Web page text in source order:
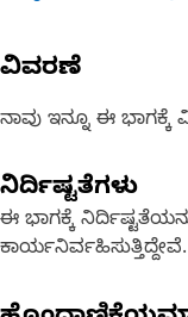
ವಿವರಣೆ
ನಾವು ಇನ್ನೂ ಈ ಭಾಗಕ್ಕೆ
ನಿರ್ದಿಷ್ಟತೆಗಳು
ಈ ಭಾಗಕ್ಕೆ
ಕಾರ್ಯನಿರ್ವಹಿಸುತ್ತಿದ್ದೇವೆ.